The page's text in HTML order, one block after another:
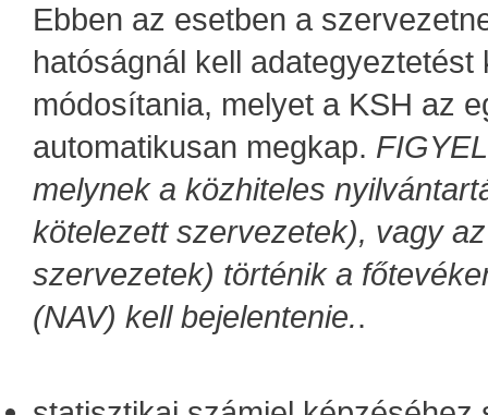
Ebben az esetben a
hatóságnál kell
módosítania, melyet a KSH az
automatikusan megkap.
melynek a közhiteles
kötelezett szervezetek), vagy
szervezetek) történik a
(NAV) kell bejelentenie..